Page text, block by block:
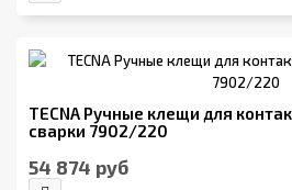
TECNA Ручные клещи для
сварки 7902/220
54 874 руб